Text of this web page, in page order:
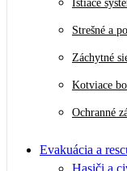
Istiace
Strešné a
Záchytné
Kotviace
Ochranné
Evakuácia a
Hasiči a